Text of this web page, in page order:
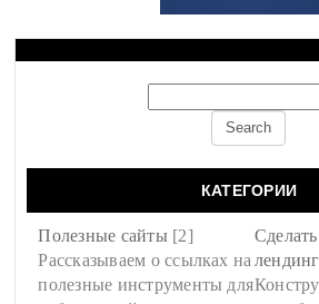
КАТЕГОРИИ
Полезные сайты [2]
Рассказываем о ссылках на
полезные инструменты для
лендинг